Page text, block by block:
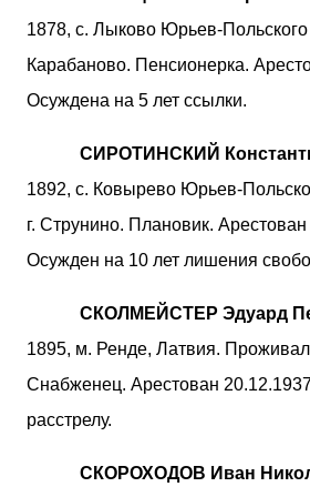
1878, с. Лыково Юрьев-
Карабаново. Пенсионерка.
Осуждена на 5 лет ссылки.
СИРОТИНСКИЙ
1892, с. Ковырево Юрьев-
г. Струнино. Плановик.
Осужден на 10 лет лишения
СКОЛМЕЙСТЕР Эдуард
1895, м. Ренде, Латвия. Проживал
Снабженец. Арестован
расстрелу.
СКОРОХОДОВ Иван